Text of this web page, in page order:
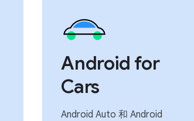
Android for
Cars
Android Auto 和 Android